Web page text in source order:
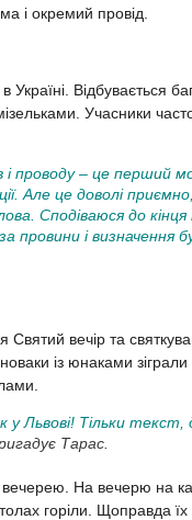
і окремий провід.
Відбувається
Учасники
і проводу – це перший
Але це доволі
Сподіваюся до
провини і визначення
Святий вечір та
із юнаками
у Львові! Тільки
Тарас.
На вечерю на
горіли. Щоправда